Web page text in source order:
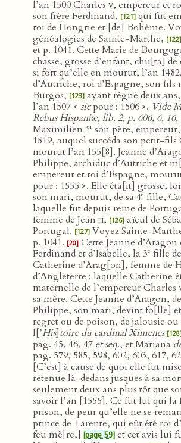
l’an 1500 Charles v, empereur et
son frère Ferdinand, [121] qui fut
roi de Hongrie et [de] Bohème.
généalogies de Sainte-Marthe, [122]
et p. 1041. Cette Marie de
chasse, grosse d’enfant, chu[ta] de
si fort qu’elle en mourut, l’an
d’Autriche, roi d’Espagne, son fils
Burgos, [123] ayant régné deux
l’an 1507 < sicpour : 1506 >. Vide
Rebus Hispaniæ, lib. 2, p. 606, 6, 16,
Maximilien ier son père,
1519, auquel succéda son petit-fils
mourut l’an 155[8]. Jeanne
Philippe, archiduc d’Autriche et
empereur et roi d’Espagne,
pour : 1555 >. Elle éta[it] grosse,
son mari, mourut, de sa 4e fille,
laquelle fut depuis reine de
femme de Jean iii, [126] aïeul de
Portugal. [127] Voyez Sainte-
p. 1041. [20] Cette Jeanne
Ferdinand et d’Isabelle, la 3e fille
Catherine d’Arag[on], femme de
d’Angleterre ; laquelle Catherine
maternelle de l’empereur Charles
sa mère. Cette Jeanne d’Aragon,
Philippe, son mari, devint fo[lle] et
regret ou de poison, de jalousie
l[’His]toire du cardinal Ximenes
pag. 45, 46, 47 et seq., et Mariana
pag. 579, 585, 598, 602, 603, 617,
[C’est] à cause de quoi elle fut
retenue là-dedans jusques à sa
seulement deux ans plus tôt que
savoir l’an [1555]. Ce fut lui qui la
prison, de peur qu’elle ne se
prince de Tarente, qui eût été roi
feu mè[re,] [page 59] et cet avis lui